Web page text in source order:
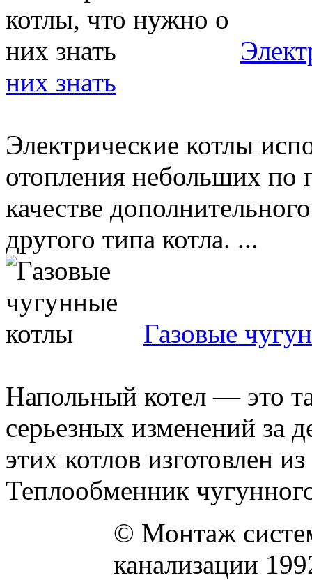
них знать
Электрические котлы
отопления небольших
качестве
другого типа котла. ...
Газовые
Напольный котел — это
серьезных изменений за
этих котлов изготовлен
Теплообменник
© Монтаж
канализации